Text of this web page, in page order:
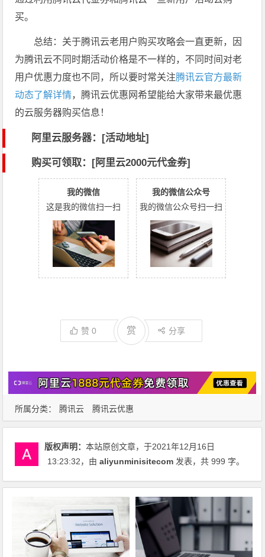
买。
总结：关于腾讯云老用户购买攻略会一直更新，因
为腾讯云不同时期活动价格是不一样的，不同时间对老
用户优惠力度也不同，所以要时常关注腾讯云官方最新
动态了解详情，腾讯云优惠网希望能给大家带来最优惠
的云服务器购买信息！
阿里云服务器：[活动地址]
购买可领取：[阿里云2000元代金券]
我的微信
这是我的微信扫一扫
我的微信公众号
我的微信公众号扫一扫
赞0 赏 分享
所属分类： 腾讯云 腾讯云优惠
版权声明：本站原创文章，于2021年12月16日
13:23:32，由aliyunminisitecom 发表，共 999 字。